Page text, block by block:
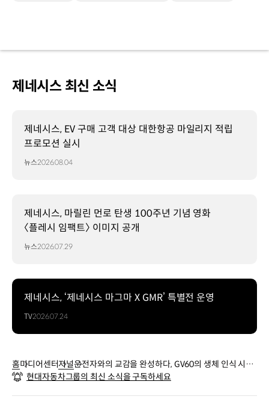
제네시스 최신 소식
제네시스, EV 구매 고객 대상 대한항공 마일리지 적립
프로모션 실시
뉴스2026.08.04
제네시스, 마릴린 먼로 탄생 100주년 기념 영화
〈플레시 임팩트〉 이미지 공개
뉴스2026.07.29
제네시스, ‘제네시스 마그마 X GMR’ 특별전 운영
TV2026.07.24
홈미디어센터저널운전자와의 교감을 완성하다, GV60의 생체 인식 시스
템
현대자동차그룹의 최신 소식을 구독하세요